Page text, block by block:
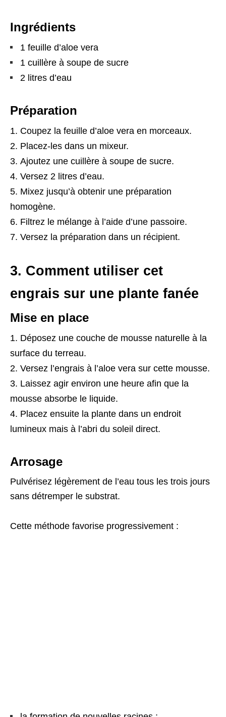
Ingrédients
1 feuille d’aloe vera
1 cuillère à soupe de sucre
2 litres d’eau
Préparation
Coupez la feuille d’aloe vera en morceaux.
Placez-les dans un mixeur.
Ajoutez une cuillère à soupe de sucre.
Versez 2 litres d’eau.
Mixez jusqu’à obtenir une préparation
homogène.
Filtrez le mélange à l’aide d’une passoire.
Versez la préparation dans un récipient.
3. Comment utiliser cet
engrais sur une plante fanée
Mise en place
Déposez une couche de mousse naturelle à la
surface du terreau.
Versez l’engrais à l’aloe vera sur cette mousse.
Laissez agir environ une heure afin que la
mousse absorbe le liquide.
Placez ensuite la plante dans un endroit
lumineux mais à l’abri du soleil direct.
Arrosage
Pulvérisez légèrement de l’eau tous les trois jours
sans détremper le substrat.
Cette méthode favorise progressivement :